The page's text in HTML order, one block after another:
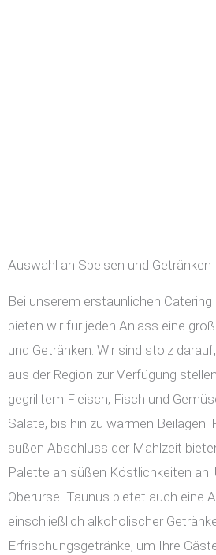
Auswahl an Speisen und Getränken
Bei unserem erstaunlichen Catering
bieten wir für jeden Anlass eine
und Getränken. Wir sind stolz
aus der Region zur Verfügung
gegrilltem Fleisch, Fisch und
Salate, bis hin zu warmen Beilagen.
süßen Abschluss der Mahlzeit
Palette an süßen Köstlichkeiten an.
Oberursel-Taunus bietet auch eine
einschließlich alkoholischer
Erfrischungsgetränke, um Ihre